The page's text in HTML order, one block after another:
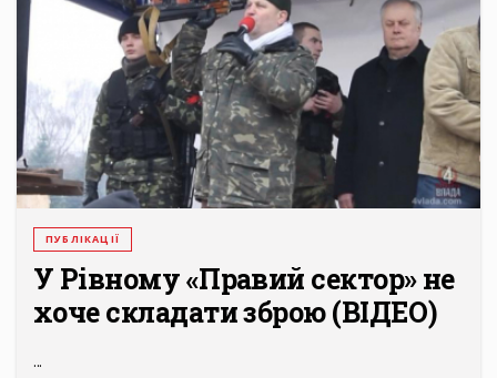
ПУБЛІКАЦІЇ
У Рівному «Правий сектор» не
хоче складати зброю (ВІДЕО)
...